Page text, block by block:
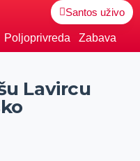
Santos uživo
Poljoprivreda Zabava
Lavircu